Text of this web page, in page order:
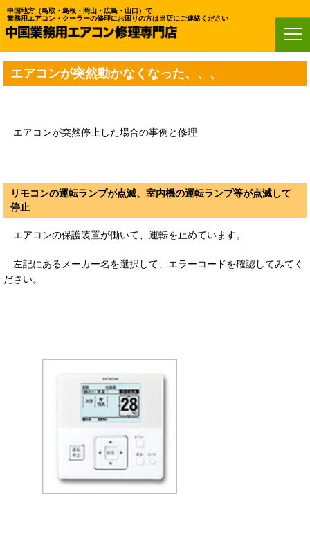
中国地方（鳥取・島根・岡山・広島・山口）で
業務用エアコン・クーラーの修理にお困りの方は当店にご連絡ください
エアコンが突然動かなくなった、、、
エアコンが突然停止した場合の事例と修理
リモコンの運転ランプが点滅、室内機の運転ランプ等が点滅して
停止
エアコンの保護装置が働いて、運転を止めています。
左記にあるメーカー名を選択して、エラーコードを確認してみてく
ださい。